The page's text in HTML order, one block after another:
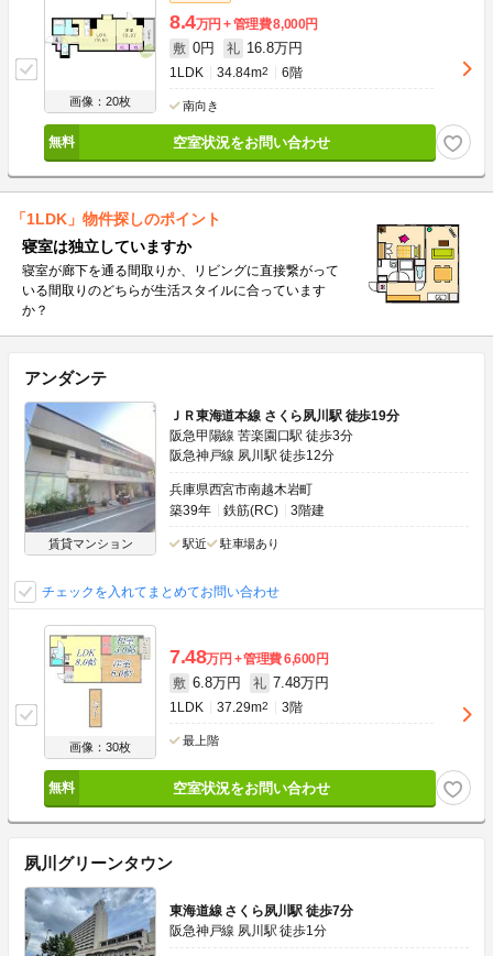
画像：20枚
8.4万円 管理費8,000円
敷 0円 礼 16.8万円
1LDK 34.84m2 6階
南向き
空室状況をお問い合わせ
「1LDK」物件探しのポイント
寝室は独立していますか
寝室が廊下を通る間取りか、リビングに直接繋がって
いる間取りのどちらが生活スタイルに合っています
か？
アンダンテ
賃貸マンション
ＪＲ東海道本線 さくら夙川駅 徒歩19分
阪急甲陽線 苦楽園口駅 徒歩3分
阪急神戸線 夙川駅 徒歩12分
兵庫県西宮市南越木岩町
築39年
鉄筋(RC) 3階建
駅近 駐車場あり
チェックを入れてまとめてお問い合わせ
画像：30枚
7.48万円 管理費6,600円
敷 6.8万円 礼 7.48万円
1LDK 37.29m2 3階
最上階
空室状況をお問い合わせ
夙川グリーンタウン
東海道線 さくら夙川駅 徒歩7分
阪急神戸線 夙川駅 徒歩1分